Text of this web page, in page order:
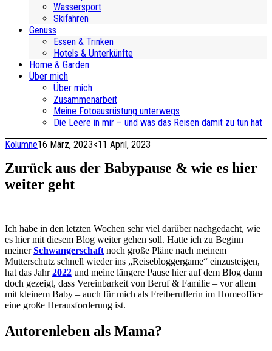
Wassersport
Skifahren
Genuss
Essen & Trinken
Hotels & Unterkünfte
Home & Garden
Über mich
Über mich
Zusammenarbeit
Meine Fotoausrüstung unterwegs
Die Leere in mir – und was das Reisen damit zu tun hat
Kolumne16 März, 2023<11 April, 2023
Zurück aus der Babypause & wie es hier
weiter geht
Ich habe in den letzten Wochen sehr viel darüber nachgedacht, wie
es hier mit diesem Blog weiter gehen soll. Hatte ich zu Beginn
meinerSchwangerschaft noch große Pläne nach meinem
Mutterschutz schnell wieder ins „Reisebloggergame“ einzusteigen,
hat das Jahr2022 und meine längere Pause hier auf dem Blog dann
doch gezeigt, dass Vereinbarkeit von Beruf & Familie – vor allem
mit kleinem Baby – auch für mich als Freiberuflerin im Homeoffice
eine große Herausforderung ist.
Autorenleben als Mama?